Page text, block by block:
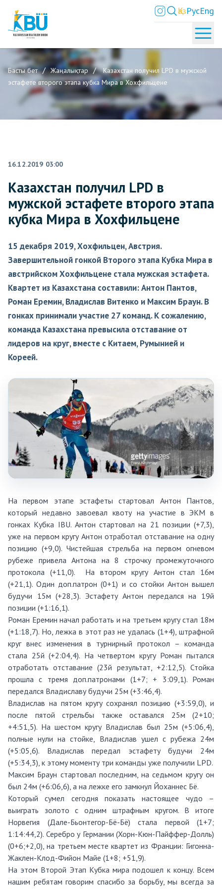
ҚазРусEng
Басты бет Жаңалықтар
Казахстан получил LPD в мужской
эстафете второго этапа кубка Мира в Хохфильцене
16.12.2019 03:00
Казахстан получил LPD в
мужской эстафете второго этапа
кубка Мира в Хохфильцене
15 декабря 2019, Хохфильцен, Австрия.
Завершительной гонкой Второго этапа Кубка Мира в
австрийском Хохфильцене стала мужская эстафета.
Квартет из Казахстана составили: Антон Пантов,
Роман Еремин, Владислав Витенко и Максим Браун. В
гонках принимали участие 27 команд. К сожалению,
команда Казахстана превысила отставание от
лидеров на круг, вместе с Китаем, Румынией и
Кореей.
На первом этапе эстафеты стартовал Антон Пантов,
который недавно завоевал квоту на участие в ЭКМ в
гонках Кубка IBU. Антон стартовал на 21 позиции (+7,3),
уже на первом кругу Антон отработал отставание на одну
позицию (+9,0). Чистейшая стрельба на первом огневом
рубеже привела Антона на 8 строчку промежуточного
протокола (+11,0). На втором кругу Антон стал 16м
(+21,1). Один доп.патрон (0+1) и со стойки Антон вышел
будучи 15м (+28,3). Эстафету Антон передался на 19й
позиции (+1:16,1).
Роман Еремин начал работать и на третьем кругу стал 18м
(+1:18,7). Но, лежка в этот раз не удалась (1+4), штрафной
круг внес изменения в турнирный протокол – команда
стала 25й (+2:04,4). На четвертом кругу Роман пытался
отработать отставание (23й результат, +2:12,5). Стойка
прошла с тремя доп.патронами (1+7; + 3:09,1). Роман
передался Владиславу будучи 25м (+3:46,4).
Владислав на пятом кругу сохранял позицию (+3:59,0), и
после пятой стрельбы также оставался 25м (2+10;
+4:51,5). На шестом кругу Владислав был 25м (+5:06,4),
полные нули на стойке, Владислав ушел с рубежа 24м
(+5:05,6). Владислав передал эстафету будучи 24м
(+5:34,3), к этому моменту три команды уже получили LPD.
Максим Браун стартовал последним, на седьмом кругу он
был 24м (+6:06,6), а на лежке его замкнул Йоханнес Бё.
Который сумел сегодня показать настоящее чудо –
выиграть золото с одним штрафным кругом. В итоге
Норвегия (Дале-Бьонтегор-Бё-Бё) стала первой (1+7;
1:14:44,2). Серебро у Германии (Хорн-Кюн-Пайффер-Долль)
(0+6;+2,0), на третьем месте квартет из Франции: Гигонна-
Жаклен-Клод-Фийон Майе (1+8; +51,9).
На этом Второй Этап Кубка мира подошел к концу. Всем
нашим ребятам говорим спасибо за борьбу, мы всегда за